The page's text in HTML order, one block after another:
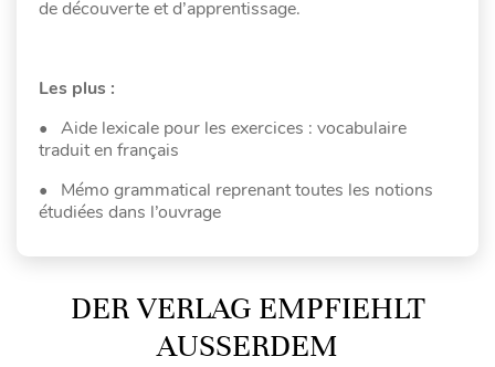
de découverte et d’apprentissage.
Les plus :
• Aide lexicale pour les exercices : vocabulaire
traduit en français
• Mémo grammatical reprenant toutes les notions
étudiées dans l’ouvrage
DER VERLAG EMPFIEHLT
AUSSERDEM